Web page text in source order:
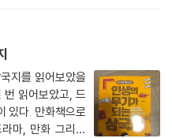
서는 삶의 지혜로서 존재하고 있
을 현대에 살아가는 우리가 받아
면 이 책의 가치는 한층 더 높아
지를 읽어보았을
번 읽어보았고, 드
있다. 만화책으로
마, 만화 그리고